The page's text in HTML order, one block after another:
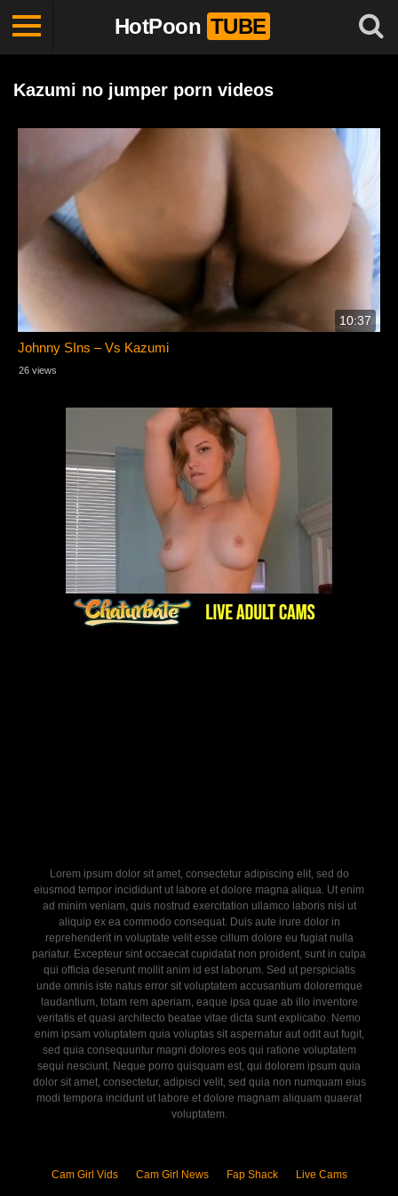
HotPoon TUBE
Kazumi no jumper porn videos
10:37
Johnny SIns – Vs Kazumi
26 views
Lorem ipsum dolor sit amet, consectetur adipiscing elit, sed do
eiusmod tempor incididunt ut labore et dolore magna aliqua. Ut enim
ad minim veniam, quis nostrud exercitation ullamco laboris nisi ut
aliquip ex ea commodo consequat. Duis aute irure dolor in
reprehenderit in voluptate velit esse cillum dolore eu fugiat nulla
pariatur. Excepteur sint occaecat cupidatat non proident, sunt in culpa
qui officia deserunt mollit anim id est laborum. Sed ut perspiciatis
unde omnis iste natus error sit voluptatem accusantium doloremque
laudantium, totam rem aperiam, eaque ipsa quae ab illo inventore
veritatis et quasi architecto beatae vitae dicta sunt explicabo. Nemo
enim ipsam voluptatem quia voluptas sit aspernatur aut odit aut fugit,
sed quia consequuntur magni dolores eos qui ratione voluptatem
sequi nesciunt. Neque porro quisquam est, qui dolorem ipsum quia
dolor sit amet, consectetur, adipisci velit, sed quia non numquam eius
modi tempora incidunt ut labore et dolore magnam aliquam quaerat
voluptatem.
Cam Girl Vids Cam Girl News Fap Shack Live Cams